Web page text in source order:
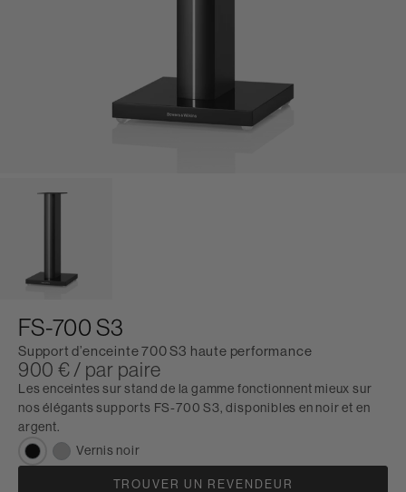
FS-700 S3
Support d’enceinte 700 S3 haute performance
900 € / par paire
Les enceintes sur stand de la gamme fonctionnent mieux sur
nos élégants supports FS-700 S3, disponibles en noir et en
argent.
Vernis noir
TROUVER UN REVENDEUR